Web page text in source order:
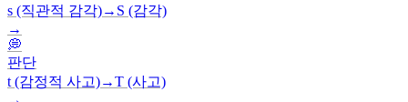
s (직관적 감각)→ S (감각)
→
💭
판단
t (감정적 사고)→T (사고)